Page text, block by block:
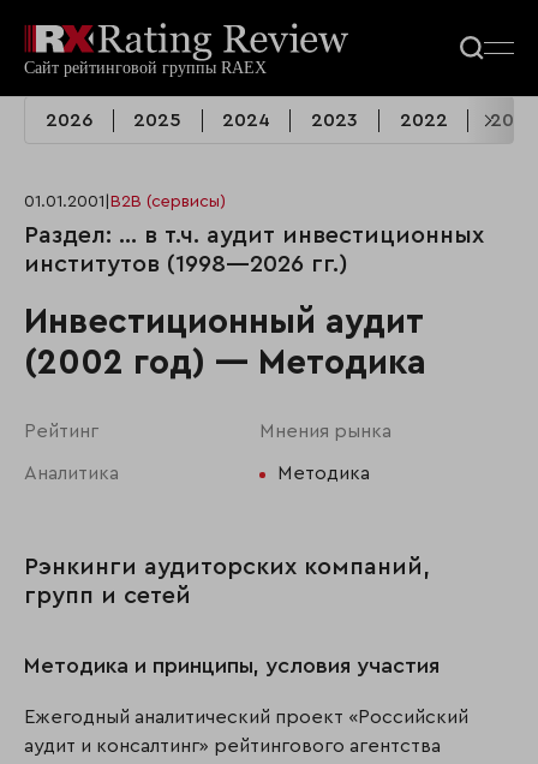
2026 2025 2024 2023 2022 2021
01.01.2001 B2B (сервисы)
Раздел: ... в т.ч. аудит инвестиционных
институтов (1998—2026 гг.)
Инвестиционный аудит
(2002 год) — Методика
Рейтинг Мнения рынка
Аналитика Методика
Рэнкинги аудиторских компаний,
групп и сетей
Методика и принципы, условия участия
Ежегодный аналитический проект «Российский
аудит и консалтинг» рейтингового агентства